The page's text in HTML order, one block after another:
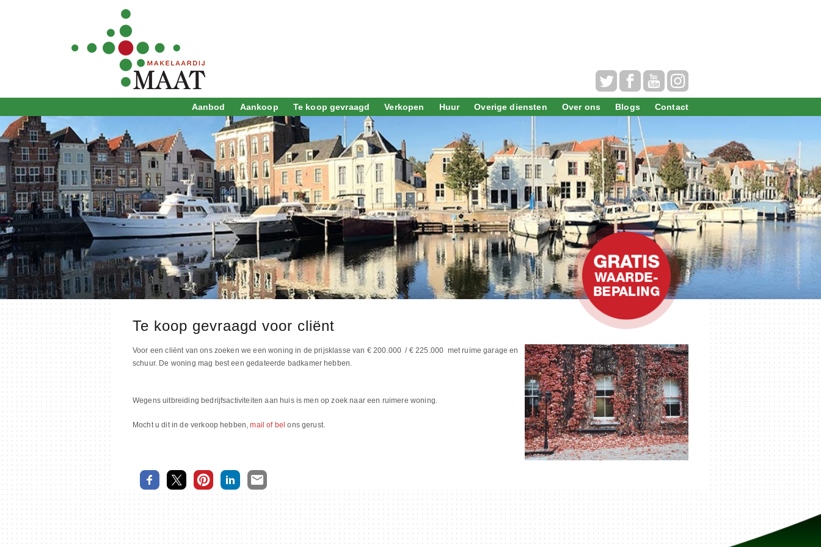
Aanbod Aankoop Te koop gevraagd Verkopen Huur Overige diensten Over ons Blogs Contact
Te koop gevraagd voor cliënt
Voor een cliënt van ons zoeken we een woning in de prijsklasse van € 200.000 / € 225.000 met ruime garage en
schuur. De woning mag best een gedateerde badkamer hebben.
Wegens uitbreiding bedrijfsactiviteiten aan huis is men op zoek naar een ruimere woning.
Mocht u dit in de verkoop hebben,mail of bel ons gerust.